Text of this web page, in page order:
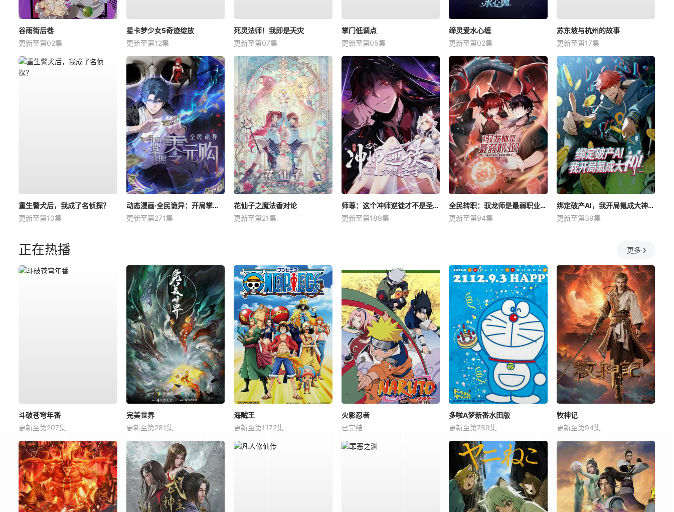
谷雨街后巷
更新至第02集
星卡梦少女5奇迹绽放
更新至第12集
死灵法师！我即是天灾
更新至第07集
掌门低调点
更新至第05集
缔灵爱水心缠
更新至第02集
苏东坡与杭州的故事
更新至第17集
重生警犬后，我成了名侦探？
更新至第10集
动态漫画·全民诡异：开局掌握零元购
更新至第271集
花仙子之魔法香对论
更新至第21集
师尊：这个冲师逆徒才不是圣子动态漫
更新至第189集
全民转职：驭龙师是最弱职业？动态漫
更新至第94集
绑定破产AI，我开局氪成大神动态漫
更新至第39集
正在热播 更多
斗破苍穹年番
更新至第207集
完美世界
更新至第281集
海贼王
更新至第1172集
火影忍者
已完结
多啦A梦新番水田版
更新至第759集
牧神记
更新至第94集